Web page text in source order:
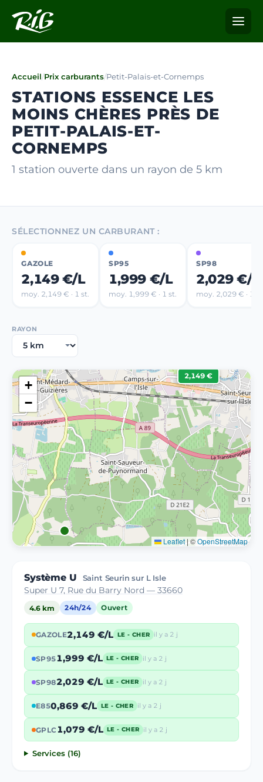
Accueil/Prix carburants/Petit-Palais-et-Cornemps
STATIONS ESSENCE LES
MOINS CHÈRES PRÈS DE
PETIT-PALAIS-ET-
CORNEMPS
1 station ouverte dans un rayon de 5 km
SÉLECTIONNEZ UN CARBURANT :
GAZOLE
2,149 €/L
moy. 2,149 € · 1 st.
SP95
1,999 €/L
moy. 1,999 € · 1 st.
SP98
2,029 €/L
moy. 2,029 € · 1
RAYON
2,149 €
+
−
Leaflet | ©OpenStreetMap
Système U Saint Seurin sur L Isle
Super U 7, Rue du Barry Nord — 33660
4.6 km 24h/24 Ouvert
GAZOLE2,149 €/L LE - CHER il y a 2 j
SP951,999 €/L LE - CHER il y a 2 j
SP982,029 €/L LE - CHER il y a 2 j
E850,869 €/L LE - CHER il y a 2 j
GPLC1,079 €/L LE - CHER il y a 2 j
Services (16)